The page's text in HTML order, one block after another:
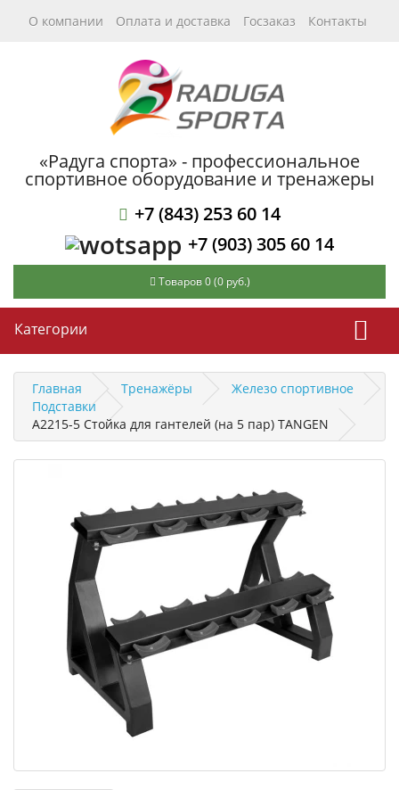
О компании Оплата и доставка Госзаказ Контакты
«Радуга спорта» - профессиональное
спортивное оборудование и тренажеры
+7 (843) 253 60 14
+7 (903) 305 60 14
Товаров 0 (0 руб.)
Категории
Главная Тренажёры
Железо спортивное
Подставки
A2215-5 Стойка для гантелей (на 5 пар) TANGEN